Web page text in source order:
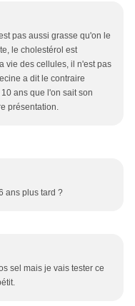
pas aussi grasse qu'on le
le cholestérol est
vie des cellules, il n'est pas
a dit le contraire
ans que l'on sait son
présentation.
ans plus tard ?
sel mais je vais tester ce